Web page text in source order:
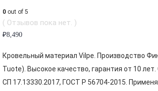
0out of 5
( Отзывов пока нет. )
₽8,490
Кровельный материал Vilpe. Производство
Tuote). Высокое качество, гарантия от 10
СП 17.13330.2017, ГОСТ Р 56704-2015.